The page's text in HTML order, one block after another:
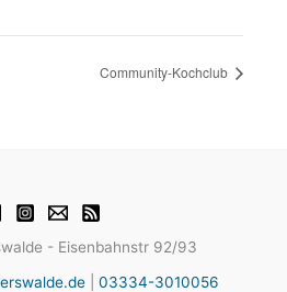
Community-Kochclub
- Eisenbahnstr 92/93
03334-3010056